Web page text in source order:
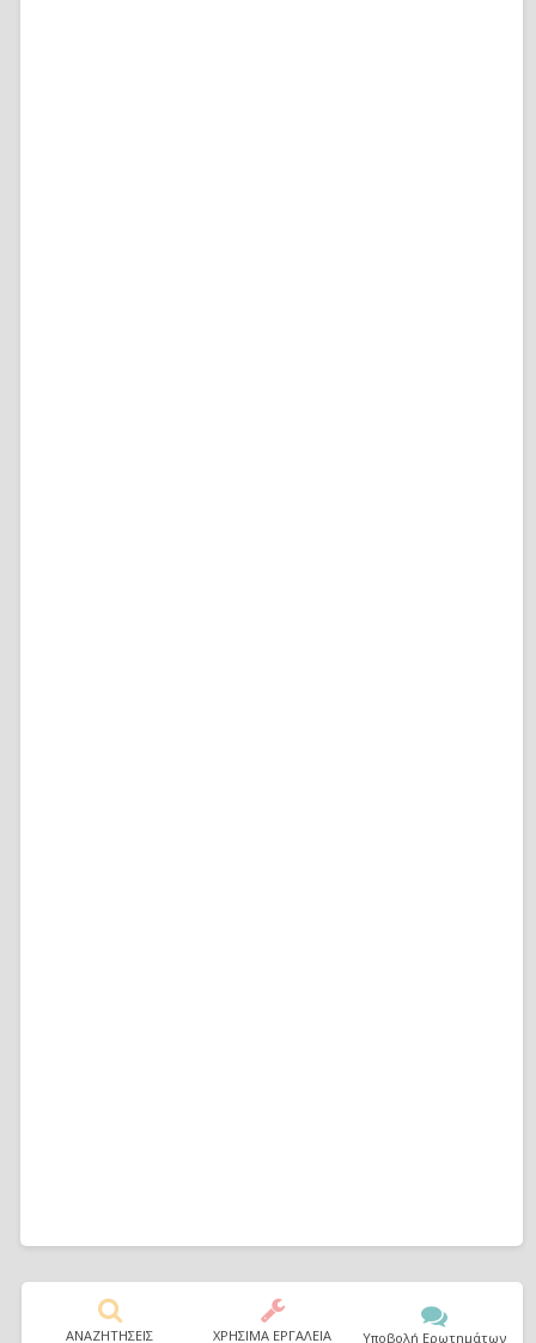
ΑΝΑΖΗΤΗΣΕΙΣ ΧΡΗΣΙΜΑ ΕΡΓΑΛΕΙΑ Υποβολή Ερωτημάτων